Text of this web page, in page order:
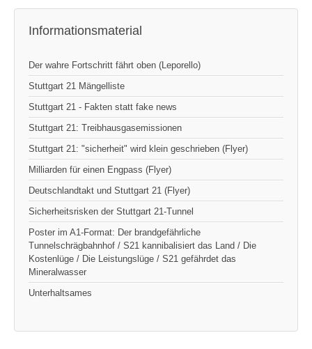
Informationsmaterial
Der wahre Fortschritt fährt oben (Leporello)
Stuttgart 21 Mängelliste
Stuttgart 21 - Fakten statt fake news
Stuttgart 21: Treibhausgasemissionen
Stuttgart 21: "sicherheit" wird klein geschrieben (Flyer)
Milliarden für einen Engpass (Flyer)
Deutschlandtakt und Stuttgart 21 (Flyer)
Sicherheitsrisken der Stuttgart 21-Tunnel
Poster im A1-Format: Der brandgefährliche
Tunnelschrägbahnhof / S21 kannibalisiert das Land / Die
Kostenlüge / Die Leistungslüge / S21 gefährdet das
Mineralwasser
Unterhaltsames